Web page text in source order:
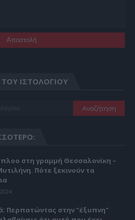
ΙΣΤΟΛΟΓΊΟΥ
στη γραμμή Θεσσαλονίκη –
Πότε ξεκινούν τα
Περπατώντας στην "έξυπνη"